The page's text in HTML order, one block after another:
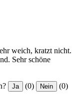
weich, kratzt nicht.
Sehr schöne
Ja (0) Nein (0)